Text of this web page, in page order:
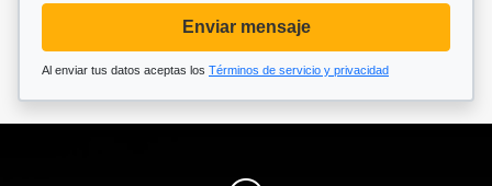
Enviar mensaje
Al enviar tus datos aceptas los Términos de servicio y privacidad